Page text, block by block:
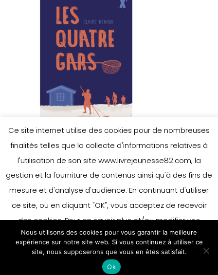
Ce site internet utilise des cookies pour de nombreuses
finalités telles que la collecte d'informations relatives à
l'utilisation de son site www.livrejeunesse82.com, la
gestion et la fourniture de contenus ainsi qu'à des fins de
mesure et d'analyse d'audience. En continuant d'utiliser
ce site, ou en cliquant "OK", vous acceptez de recevoir
des cookies. Pour en savoir plus et/ou modifier vos
préférences en matière de cookies, merci de vous référer
à notre politique sur les cookies.
Accepter
En savoir plus
Nous utilisons des cookies pour vous garantir la meilleure
expérience sur notre site web. Si vous continuez à utiliser ce
site, nous supposerons que vous en êtes satisfait.
Ok